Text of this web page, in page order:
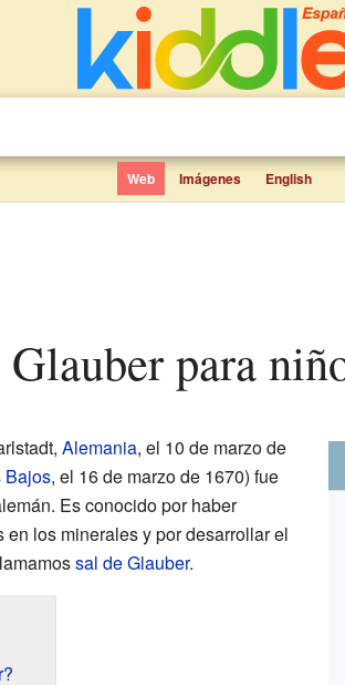
Web Imágenes English
Glauber para
Alemania, el 10 de marzo de
Bajos, el 16 de marzo de 1670) fue
Es conocido por haber
los minerales y por desarrollar el
sal de Glauber.